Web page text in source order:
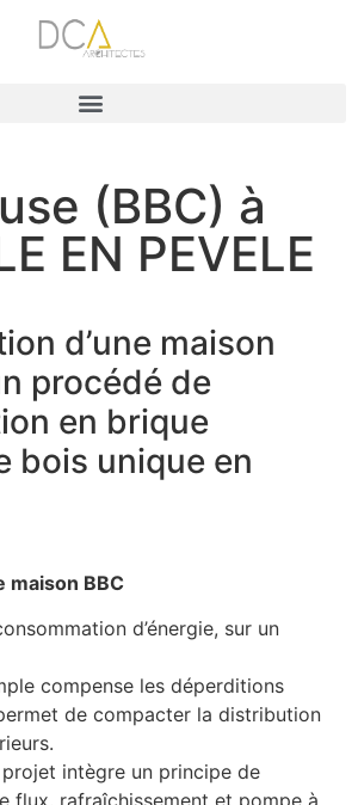
(BBC) à
EN PEVELE
d’une maison
procédé de
en brique
bois unique en
maison BBC
d’énergie, sur un
compense les déperditions
de compacter la distribution
projet intègre un principe de